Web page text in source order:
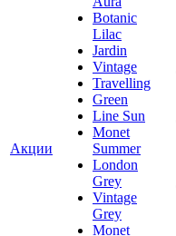
Акции
Botanic
Lilac
Jardin
Vintage
Travelling
Green
Line Sun
Monet
Summer
London
Grey
Vintage
Grey
Monet